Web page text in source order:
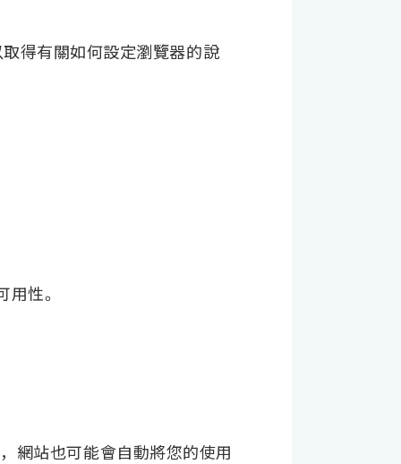
得有關如何設定瀏覽器的說
性。
網站也可能會自動將您的使用